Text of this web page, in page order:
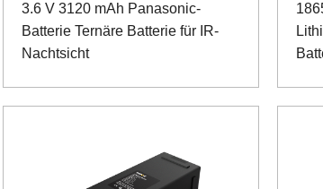
3.6 V 3120 mAh Panasonic-
Batterie Ternäre Batterie für IR-
Nachtsicht